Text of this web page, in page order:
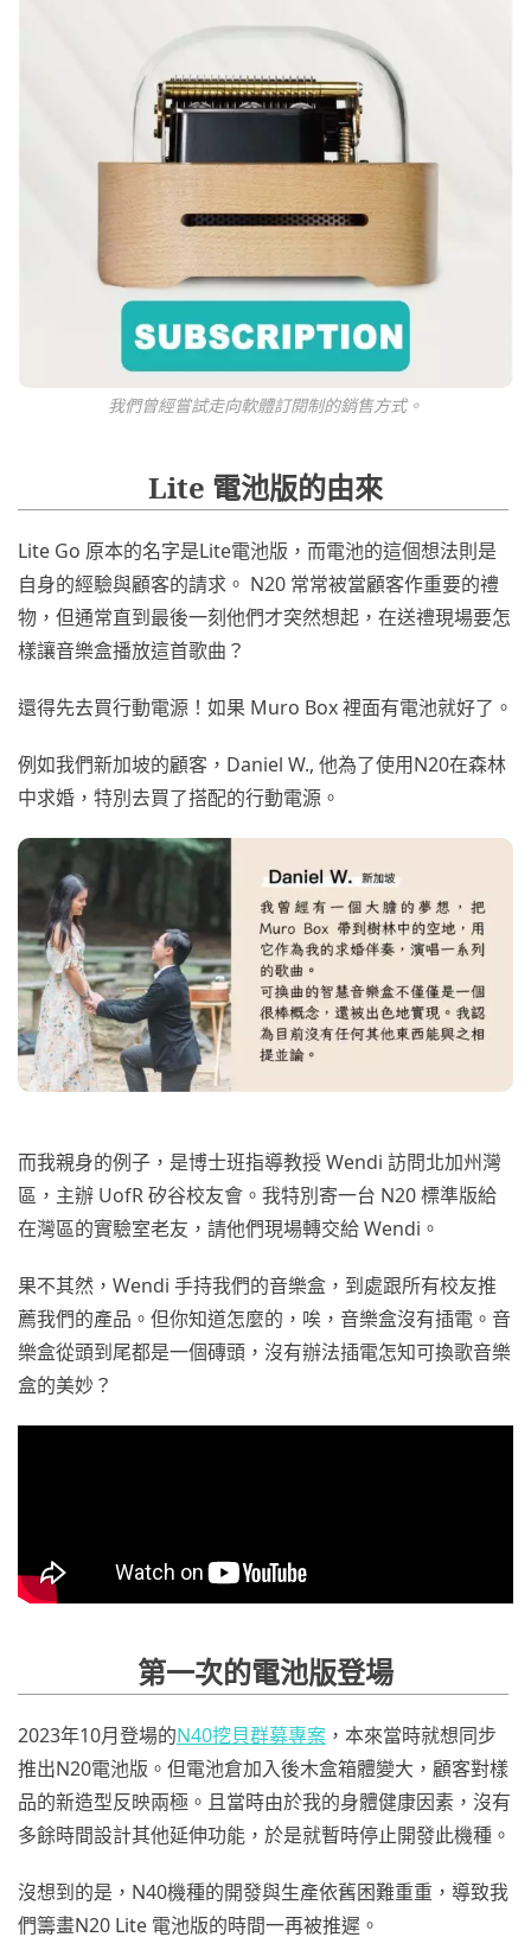
我們曾經嘗試走向軟體訂閱制的銷售方式。
Lite 電池版的由來
Lite Go 原本的名字是Lite電池版，而電池的這個想法則是
自身的經驗與顧客的請求。 N20 常常被當顧客作重要的禮
物，但通常直到最後一刻他們才突然想起，在送禮現場要怎
樣讓音樂盒播放這首歌曲？
還得先去買行動電源！如果 Muro Box 裡面有電池就好了。
例如我們新加坡的顧客，Daniel W., 他為了使用N20在森林
中求婚，特別去買了搭配的行動電源。
而我親身的例子，是博士班指導教授 Wendi 訪問北加州灣
區，主辦 UofR 矽谷校友會。我特別寄一台 N20 標準版給
在灣區的實驗室老友，請他們現場轉交給 Wendi。
果不其然，Wendi 手持我們的音樂盒，到處跟所有校友推
薦我們的產品。但你知道怎麼的，唉，音樂盒沒有插電。音
樂盒從頭到尾都是一個磚頭，沒有辦法插電怎知可換歌音樂
盒的美妙？
第一次的電池版登場
2023年10月登場的N40挖貝群募專案 ，本來當時就想同步
推出N20電池版。但電池倉加入後木盒箱體變大，顧客對樣
品的新造型反映兩極。且當時由於我的身體健康因素，沒有
多餘時間設計其他延伸功能，於是就暫時停止開發此機種。
沒想到的是，N40機種的開發與生產依舊困難重重，導致我
們籌畫N20 Lite 電池版的時間一再被推遲。